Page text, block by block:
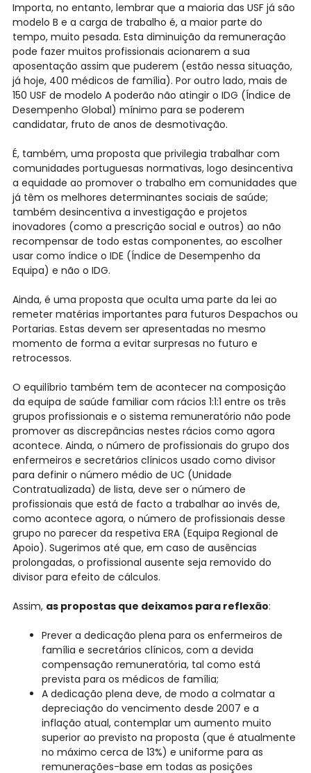
Importa, no entanto, lembrar que a maioria das USF já são
modelo B e a carga de trabalho é, a maior parte do
tempo, muito pesada. Esta diminuição da remuneração
pode fazer muitos profissionais acionarem a sua
aposentação assim que puderem (estão nessa situação,
já hoje, 400 médicos de família). Por outro lado, mais de
150 USF de modelo A poderão não atingir o IDG (Índice de
Desempenho Global) mínimo para se poderem
candidatar, fruto de anos de desmotivação.
É, também, uma proposta que privilegia trabalhar com
comunidades portuguesas normativas, logo desincentiva
a equidade ao promover o trabalho em comunidades que
já têm os melhores determinantes sociais de saúde;
também desincentiva a investigação e projetos
inovadores (como a prescrição social e outros) ao não
recompensar de todo estas componentes, ao escolher
usar como índice o IDE (Índice de Desempenho da
Equipa) e não o IDG.
Ainda, é uma proposta que oculta uma parte da lei ao
remeter matérias importantes para futuros Despachos ou
Portarias. Estas devem ser apresentadas no mesmo
momento de forma a evitar surpresas no futuro e
retrocessos.
O equilíbrio também tem de acontecer na composição
da equipa de saúde familiar com rácios 1:1:1 entre os três
grupos profissionais e o sistema remuneratório não pode
promover as discrepâncias nestes rácios como agora
acontece. Ainda, o número de profissionais do grupo dos
enfermeiros e secretários clínicos usado como divisor
para definir o número médio de UC (Unidade
Contratualizada) de lista, deve ser o número de
profissionais que está de facto a trabalhar ao invés de,
como acontece agora, o número de profissionais desse
grupo no parecer da respetiva ERA (Equipa Regional de
Apoio). Sugerimos até que, em caso de ausências
prolongadas, o profissional ausente seja removido do
divisor para efeito de cálculos.
Assim, as propostas que deixamos para reflexão:
Prever a dedicação plena para os enfermeiros de
família e secretários clínicos, com a devida
compensação remuneratória, tal como está
prevista para os médicos de família;
A dedicação plena deve, de modo a colmatar a
depreciação do vencimento desde 2007 e a
inflação atual, contemplar um aumento muito
superior ao previsto na proposta (que é atualmente
no máximo cerca de 13%) e uniforme para as
remunerações-base em todas as posições